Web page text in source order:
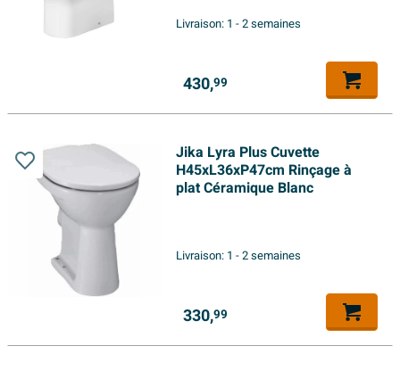
Livraison: 1 - 2 semaines
430,99
Jika Lyra Plus Cuvette
H45xL36xP47cm Rinçage à
plat Céramique Blanc
Livraison: 1 - 2 semaines
330,99